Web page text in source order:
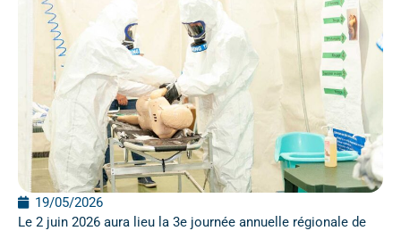
19/05/2026
Le 2 juin 2026 aura lieu la 3e journée annuelle régionale de